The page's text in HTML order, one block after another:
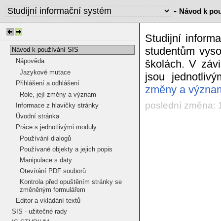
- Návod k
Návod k používání SIS
Nápověda
Jazykové mutace
Přihlášení a odhlášení
Role, její změny a význam
Informace z hlavičky stránky
Úvodní stránka
Práce s jednotlivými moduly
Používání dialogů
Používané objekty a jejich popis
Manipulace s daty
Otevírání PDF souborů
Kontrola před opuštěním stránky se
změněným formulářem
Editor a vkládání textů
SIS - užitečné rady
Studijní
studentům
školách. V
jsou
změny a
poslední změna: